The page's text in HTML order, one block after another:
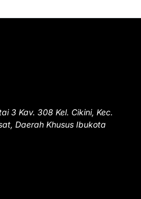
3 Kav. 308 Kel. Cikini, Kec.
Daerah Khusus Ibukota